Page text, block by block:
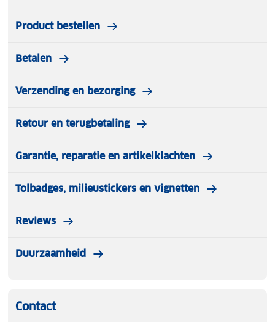
Product bestellen
Betalen
Verzending en bezorging
Retour en terugbetaling
Garantie, reparatie en artikelklachten
Tolbadges, milieustickers en vignetten
Reviews
Duurzaamheid
Contact